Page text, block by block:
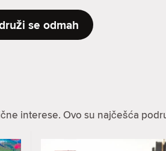
se odmah
interese. Ovo su najčešća